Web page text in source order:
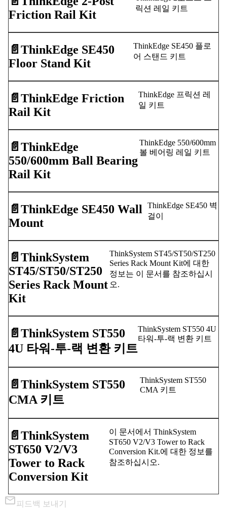
Friction Rail Kit
릭션 레일 키트
📄️ ThinkEdge SE450
Floor Stand Kit
ThinkEdge SE450 플로
어 스탠드 키트
📄️ ThinkEdge Friction
Rail Kit
ThinkEdge 프릭션 레
일 키트
📄️ ThinkEdge
550/600mm Ball Bearing
Rail Kit
ThinkEdge 550/600mm
볼 베어링 레일 키트
📄️ ThinkEdge SE450 Wall
Mount
ThinkEdge SE450 벽
걸이
📄️ ThinkSystem
ST45/ST50/ST250
Series Rack Mount
Kit
ThinkSystem ST45/ST50/ST250
Series Rack Mount Kit에 대한
정보는 이 문서를 참조하십시
오.
📄️ ThinkSystem ST550
4U 타워-투-랙 변환 키트
ThinkSystem ST550 4U
타워-투-랙 변환 키트
📄️ ThinkSystem ST550
CMA 키트
ThinkSystem ST550
CMA 키트
📄️ ThinkSystem
ST650 V2/V3
Tower to Rack
Conversion Kit
이 문서에서 ThinkSystem
ST650 V2/V3 Tower to Rack
Conversion Kit.에 대한 정보를
참조하십시오.
피드백 보내기